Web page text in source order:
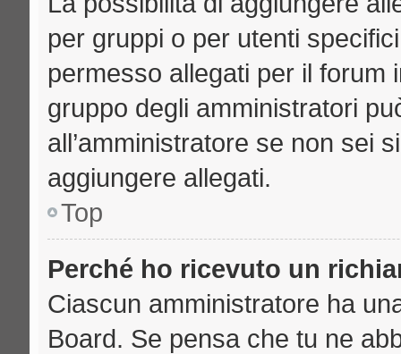
per gruppi o per utenti
permesso allegati per il forum
gruppo degli amministratori
all’amministratore se non sei
aggiungere allegati.
Top
Perché ho ricevuto un
Ciascun amministratore ha
Board. Se pensa che tu ne